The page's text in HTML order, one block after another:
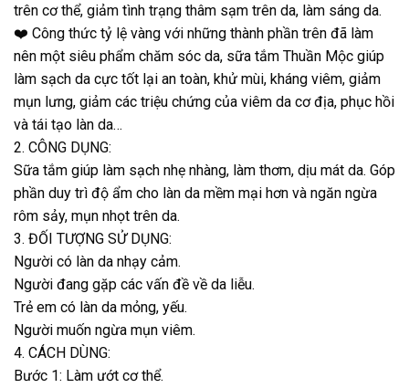
trên cơ thể, giảm tình trạng thâm sạm trên da, làm sáng da.
❤️ Công thức tỷ lệ vàng với những thành phần trên đã làm
nên một siêu phẩm chăm sóc da, sữa tắm Thuần Mộc giúp
làm sạch da cực tốt lại an toàn, khử mùi, kháng viêm, giảm
mụn lưng, giảm các triệu chứng của viêm da cơ địa, phục hồi
và tái tạo làn da…
2. CÔNG DỤNG:
Sữa tắm giúp làm sạch nhẹ nhàng, làm thơm, dịu mát da. Góp
phần duy trì độ ẩm cho làn da mềm mại hơn và ngăn ngừa
rôm sảy, mụn nhọt trên da.
3. ĐỐI TƯỢNG SỬ DỤNG:
Người có làn da nhạy cảm.
Người đang gặp các vấn đề về da liễu.
Trẻ em có làn da mỏng, yếu.
Người muốn ngừa mụn viêm.
4. CÁCH DÙNG:
Bước 1: Làm ướt cơ thể.